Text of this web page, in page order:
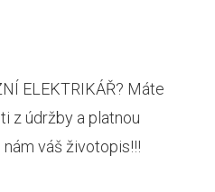
ELEKTRIKÁŘ? Máte
z údržby a platnou
váš životopis!!!